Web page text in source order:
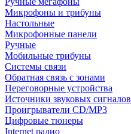
Микрофоны и трибуны
Настольные
Микрофонные панели
Ручные
Мобильные трибуны
Системы связи
Обратная связь с зонами
Переговорные устройства
Источники звуковых сигналов
Проигрыватели CD/MP3
Цифровые тюнеры
Internet радио